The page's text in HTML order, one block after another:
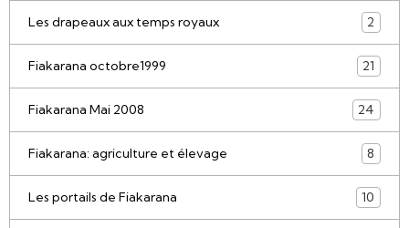
Les drapeaux aux temps royaux 2
Fiakarana octobre1999 21
Fiakarana Mai 2008 24
Fiakarana: agriculture et élevage 8
Les portails de Fiakarana 10